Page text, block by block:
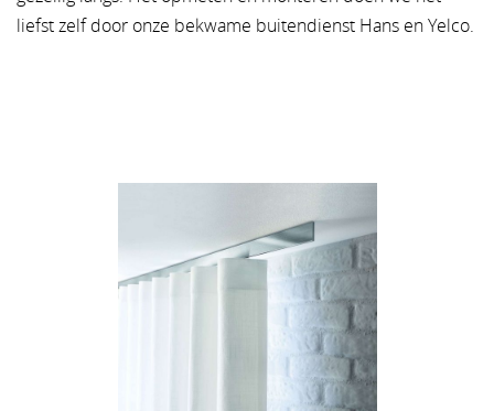
liefst zelf door onze bekwame buitendienst Hans en Yelco.